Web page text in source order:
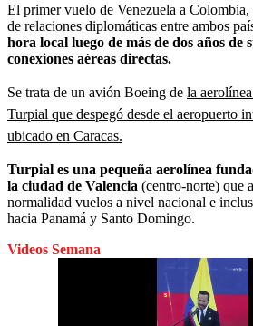
El primer vuelo de Venezuela a Colombia,
de relaciones diplomáticas entre ambos
hora local luego de más de dos años de
conexiones aéreas directas.
Se trata de un avión Boeing de la
Turpial que despegó desde el aeropuerto
ubicado en Caracas.
Turpial es una pequeña aerolínea
la ciudad de Valencia (centro-norte) que
normalidad vuelos a nivel nacional e
hacia Panamá y Santo Domingo.
Videos Semana